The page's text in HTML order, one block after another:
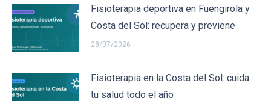
Fisioterapia deportiva en Fuengirola y
Costa del Sol: recupera y previene
28/07/2026
Fisioterapia en la Costa del Sol: cuida
tu salud todo el año